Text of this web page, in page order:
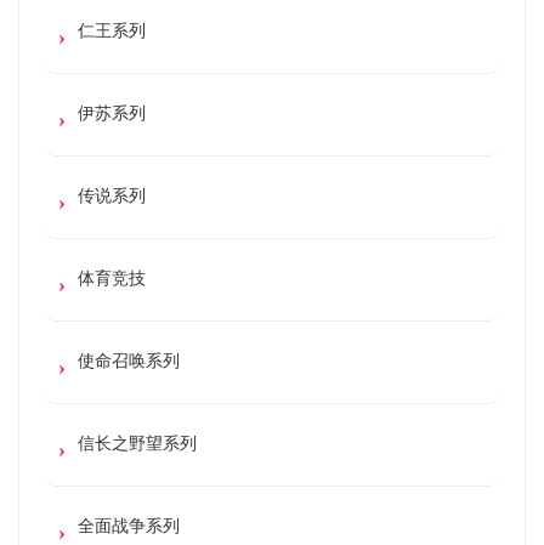
仁王系列
伊苏系列
传说系列
体育竞技
使命召唤系列
信长之野望系列
全面战争系列